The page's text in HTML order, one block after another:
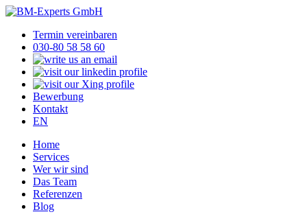
Termin vereinbaren
030-80 58 58 60
Bewerbung
Kontakt
EN
Home
Services
Wer wir sind
Das Team
Referenzen
Blog